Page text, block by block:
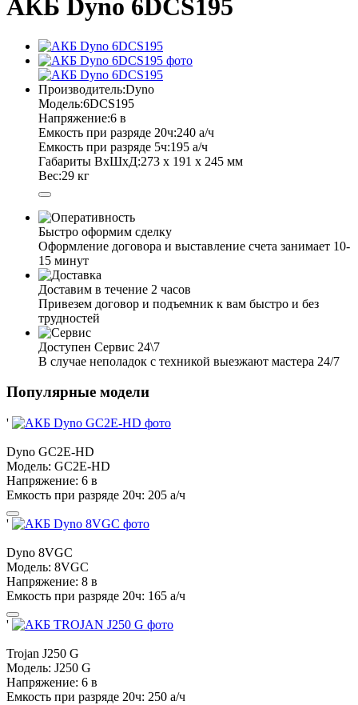
АКБ Dyno 6DCS195
Производитель:Dyno
Модель:6DCS195
Напряжение:6 в
Емкость при разряде 20ч:240 а/ч
Емкость при разряде 5ч:195 а/ч
Габариты ВхШхД:273 х 191 х 245 мм
Вес:29 кг
Быстро оформим сделку
Оформление договора и выставление счета занимает 10-
15 минут
Доставим в течение 2 часов
Привезем договор и подъемник к вам быстро и без
трудностей
Доступен Сервис 24\7
В случае неполадок с техникой выезжают мастера 24/7
Популярные модели
'
Dyno GC2E-HD
Модель: GC2E-HD
Напряжение: 6 в
Емкость при разряде 20ч: 205 а/ч
'
Dyno 8VGC
Модель: 8VGC
Напряжение: 8 в
Емкость при разряде 20ч: 165 а/ч
'
Trojan J250 G
Модель: J250 G
Напряжение: 6 в
Емкость при разряде 20ч: 250 а/ч